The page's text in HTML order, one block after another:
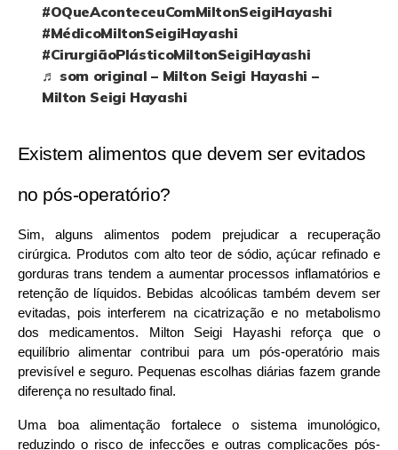
#OQueAconteceuComMiltonSeigiHayashi
#MédicoMiltonSeigiHayashi
#CirurgiãoPlásticoMiltonSeigiHayashi
♬ som original – Milton Seigi Hayashi –
Milton Seigi Hayashi
Existem alimentos que devem ser evitados
no pós-operatório?
Sim, alguns alimentos podem prejudicar a recuperação
cirúrgica. Produtos com alto teor de sódio, açúcar refinado e
gorduras trans tendem a aumentar processos inflamatórios e
retenção de líquidos. Bebidas alcoólicas também devem ser
evitadas, pois interferem na cicatrização e no metabolismo
dos medicamentos. Milton Seigi Hayashi reforça que o
equilíbrio alimentar contribui para um pós-operatório mais
previsível e seguro. Pequenas escolhas diárias fazem grande
diferença no resultado final.
Uma boa alimentação fortalece o sistema imunológico,
reduzindo o risco de infecções e outras complicações pós-